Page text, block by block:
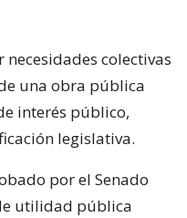
colectivas
una obra pública
interés público,
legislativa.
por el Senado
utilidad pública